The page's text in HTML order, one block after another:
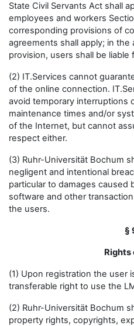
State Civil Servants Act shall
employees and workers
corresponding provisions of
agreements shall apply; in
provision, users shall be
(2) IT.Services cannot
of the online connection.
avoid temporary interruptions
maintenance times and/or
of the Internet, but cannot
respect either.
(3) Ruhr-Universität Bochum
negligent and intentional
particular to damages caused
software and other
the users.
§
Rights
(1) Upon registration the user
transferable right to use the
(2) Ruhr-Universität Bochum
property rights, copyrights,